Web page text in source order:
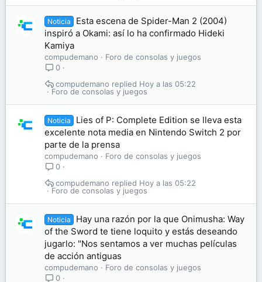
Noticia
Esta escena de Spider-Man 2 (2004)
inspiró a Okami: así lo ha confirmado Hideki
Kamiya
compudemano
Foro de consolas y juegos
0
Foro de consolas y juegos
Hoy a las 05:22
compudemano
Noticia
Lies of P: Complete Edition se lleva esta
excelente nota media en Nintendo Switch 2 por
parte de la prensa
compudemano
Foro de consolas y juegos
0
Foro de consolas y juegos
Hoy a las 05:22
compudemano
Noticia
Hay una razón por la que Onimusha: Way
of the Sword te tiene loquito y estás deseando
jugarlo: "Nos sentamos a ver muchas películas
de acción antiguas
compudemano
Foro de consolas y juegos
0